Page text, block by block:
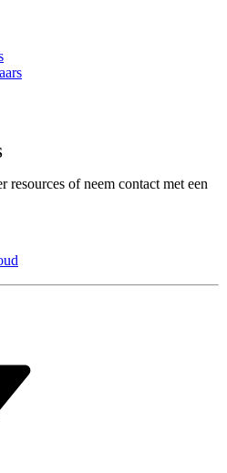
Alles wissen Gereed
resultaten
resources of neem contact met een